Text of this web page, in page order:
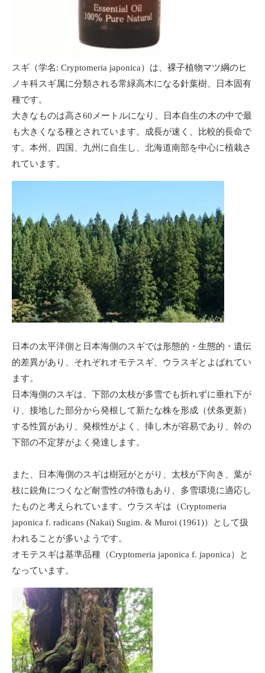
スギ（学名: Cryptomeria japonica）は、裸子植物マツ綱のヒ
ノキ科スギ属に分類される常緑高木になる針葉樹、日本固有
種です。
大きなものは高さ60メートルになり、日本自生の木の中で最
も大きくなる種とされています。成長が速く、比較的長命で
す。本州、四国、九州に自生し、北海道南部を中心に植栽さ
れています。
日本の太平洋側と日本海側のスギでは形態的・生態的・遺伝
的差異があり、それぞれオモテスギ、ウラスギとよばれてい
ます。
日本海側のスギは、下部の太枝が多雪でも折れずに垂れ下が
り、接地した部分から発根して新たな株を形成（伏条更新）
する性質があり、発根性がよく、挿し木が容易であり、幹の
下部の不定芽がよく発達します。
また、日本海側のスギは樹冠がとがり、太枝が下向き、葉が
枝に鋭角につくなど耐雪性の特徴もあり、多雪環境に適応し
たものと考えられています。ウラスギは（Cryptomeria
japonica f. radicans (Nakai) Sugim. & Muroi (1961)）として扱
われることが多いようです。
オモテスギは基準品種（Cryptomeria japonica f. japonica）と
なっています。